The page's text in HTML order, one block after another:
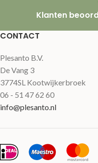
Klanten
CONTACT
Plesanto B.V.
De Vang 3
3774SL Kootwijkerbroek
06 - 51 47 62 60
info@plesanto.nl